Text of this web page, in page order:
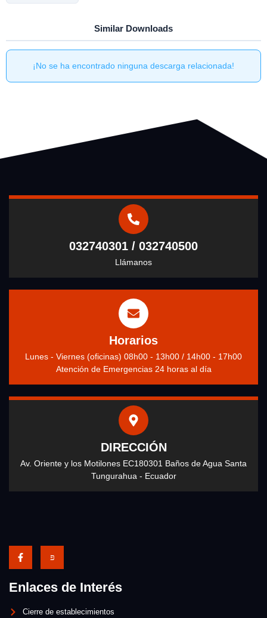
Similar Downloads
¡No se ha encontrado ninguna descarga relacionada!
032740301 / 032740500
Llámanos
Horarios
Lunes - Viernes (oficinas) 08h00 - 13h00 / 14h00 - 17h00
Atención de Emergencias 24 horas al día
DIRECCIÓN
Av. Oriente y los Motilones EC180301 Baños de Agua Santa
Tungurahua - Ecuador
Enlaces de Interés
Cierre de establecimientos